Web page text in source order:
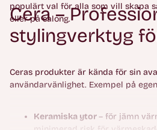
populärt val för alla som vill skapa
eller på salong.
Cera –
stylingverktyg
Ceras produkter är kända för sin
användarvänlighet. Exempel på
Keramiska ytor– för jämn